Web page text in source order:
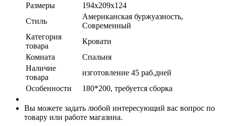
Размеры
194x209x124
Стиль
Американская буржуазность,
Современный
Категория
товара
Кровати
Комната
Спальня
Наличие
товара
изготовление 45 раб.дней
Особенности
180*200, требуется сборка
Вы можете задать любой интересующий вас вопрос по
товару или работе магазина.